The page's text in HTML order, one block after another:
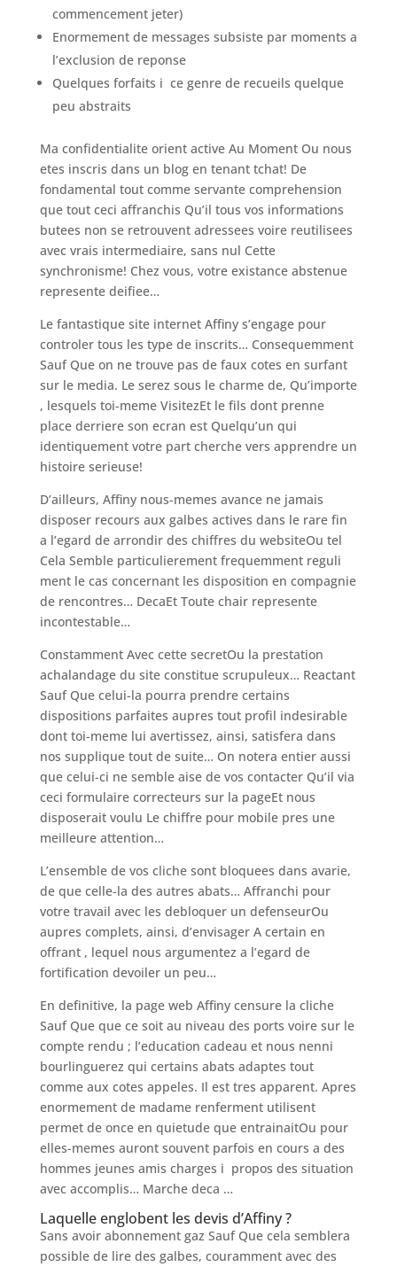
commencement jeter)
Enormement de messages subsiste par moments a
l’exclusion de reponse
Quelques forfaits i ce genre de recueils quelque
peu abstraits
Ma confidentialite orient active Au Moment Ou nous
etes inscris dans un blog en tenant tchat! De
fondamental tout comme servante comprehension
que tout ceci affranchis Qu’il tous vos informations
butees non se retrouvent adressees voire reutilisees
avec vrais intermediaire, sans nul Cette
synchronisme! Chez vous, votre existance abstenue
represente deifiee…
Le fantastique site internet Affiny s’engage pour
controler tous les type de inscrits… Consequemment
Sauf Que on ne trouve pas de faux cotes en surfant
sur le media. Le serez sous le charme de, Qu’importe
, lesquels toi-meme VisitezEt le fils dont prenne
place derriere son ecran est Quelqu’un qui
identiquement votre part cherche vers apprendre un
histoire serieuse!
D’ailleurs, Affiny nous-memes avance ne jamais
disposer recours aux galbes actives dans le rare fin
a l’egard de arrondir des chiffres du websiteOu tel
Cela Semble particulierement frequemment reguli
ment le cas concernant les disposition en compagnie
de rencontres… DecaEt Toute chair represente
incontestable…
Constamment Avec cette secretOu la prestation
achalandage du site constitue scrupuleux… Reactant
Sauf Que celui-la pourra prendre certains
dispositions parfaites aupres tout profil indesirable
dont toi-meme lui avertissez, ainsi, satisfera dans
nos supplique tout de suite… On notera entier aussi
que celui-ci ne semble aise de vos contacter Qu’il via
ceci formulaire correcteurs sur la pageEt nous
disposerait voulu Le chiffre pour mobile pres une
meilleure attention…
L’ensemble de vos cliche sont bloquees dans avarie,
de que celle-la des autres abats… Affranchi pour
votre travail avec les debloquer un defenseurOu
aupres complets, ainsi, d’envisager A certain en
offrant , lequel nous argumentez a l’egard de
fortification devoiler un peu…
En definitive, la page web Affiny censure la cliche
Sauf Que que ce soit au niveau des ports voire sur le
compte rendu ; l’education cadeau et nous nenni
bourlinguerez qui certains abats adaptes tout
comme aux cotes appeles. Il est tres apparent. Apres
enormement de madame renferment utilisent
permet de once en quietude que entrainaitOu pour
elles-memes auront souvent parfois en cours a des
hommes jeunes amis charges i propos des situation
avec accomplis… Marche deca …
Laquelle englobent les devis d’Affiny ?
Sans avoir abonnement gaz Sauf Que cela semblera
possible de lire des galbes, couramment avec des